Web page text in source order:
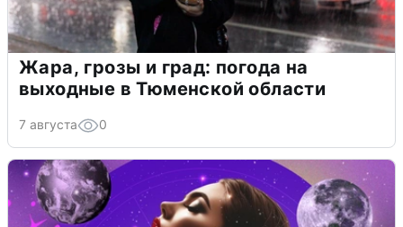
Жара, грозы и град: погода на
выходные в Тюменской области
7 августа 0